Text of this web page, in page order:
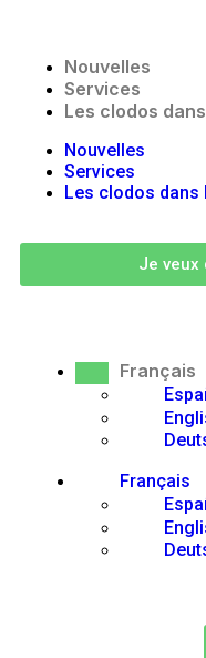
Nouvelles
Services
Les clodos
Nouvelles
Services
Les clodos dans
Je veux
Français
Français